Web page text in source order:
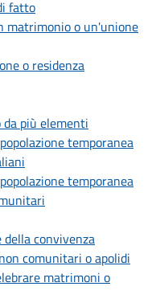
fatto
matrimonio o un'unione
o residenza
da più elementi
temporanea
temporanea
convivenza
comunitari o apolidi
matrimoni o